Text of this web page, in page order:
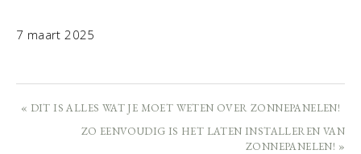
7 maart 2025
« DIT IS ALLES WAT JE MOET WETEN OVER ZONNEPANELEN!
ZO EENVOUDIG IS HET LATEN INSTALLEREN VAN
ZONNEPANELEN! »